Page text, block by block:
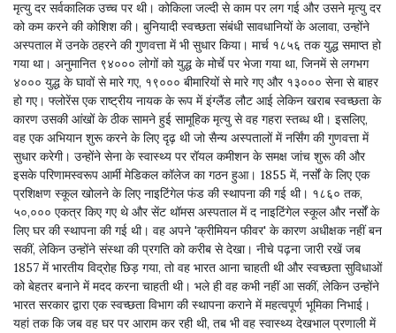
मृत्यु दर सर्वकालिक उच्च पर थी। कोकिला जल्दी से काम पर लग गई और उसने मृत्यु दर
को कम करने की कोशिश की। बुनियादी स्वच्छता संबंधी सावधानियों के अलावा, उन्होंने
अस्पताल में उनके ठहरने की गुणवत्ता में भी सुधार किया। मार्च १८५६ तक युद्ध समाप्त हो
गया था। अनुमानित ९४००० लोगों को युद्ध के मोर्चे पर भेजा गया था, जिनमें से लगभग
४००० युद्ध के घावों से मारे गए, १९००० बीमारियों से मारे गए और १३००० सेना से बाहर
हो गए। फ्लोरेंस एक राष्ट्रीय नायक के रूप में इंग्लैंड लौट आई लेकिन खराब स्वच्छता के
कारण उसकी आंखों के ठीक सामने हुई सामूहिक मृत्यु से वह गहरा स्तब्ध थी। इसलिए,
वह एक अभियान शुरू करने के लिए दृढ़ थी जो सैन्य अस्पतालों में नर्सिंग की गुणवत्ता में
सुधार करेगी। उन्होंने सेना के स्वास्थ्य पर रॉयल कमीशन के समक्ष जांच शुरू की और
इसके परिणामस्वरूप आर्मी मेडिकल कॉलेज का गठन हुआ। 1855 में, नर्सों के लिए एक
प्रशिक्षण स्कूल खोलने के लिए नाइटिंगेल फंड की स्थापना की गई थी। १८६० तक,
५०,००० एकत्र किए गए थे और सेंट थॉमस अस्पताल में द नाइटिंगेल स्कूल और नर्सों के
लिए घर की स्थापना की गई थी। वह अपने 'क्रीमियन फीवर' के कारण अधीक्षक नहीं बन
सकीं, लेकिन उन्होंने संस्था की प्रगति को करीब से देखा। नीचे पढ़ना जारी रखें जब
1857 में भारतीय विद्रोह छिड़ गया, तो वह भारत आना चाहती थी और स्वच्छता सुविधाओं
को बेहतर बनाने में मदद करना चाहती थी। भले ही वह कभी नहीं आ सकीं, लेकिन उन्होंने
भारत सरकार द्वारा एक स्वच्छता विभाग की स्थापना कराने में महत्वपूर्ण भूमिका निभाई।
यहां तक ​​कि जब वह घर पर आराम कर रही थी, तब भी वह स्वास्थ्य देखभाल प्रणाली में